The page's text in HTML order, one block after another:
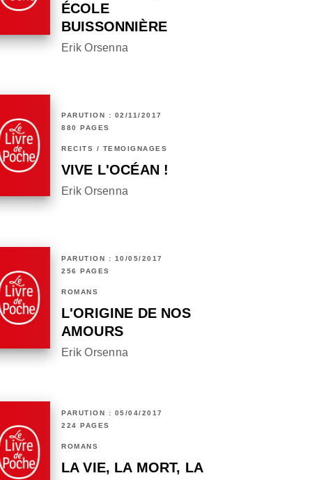
ÉCOLE
BUISSONNIÈRE
Erik Orsenna
PARUTION : 02/11/2017
880 PAGES
RÉCITS / TÉMOIGNAGES
VIVE L'OCÉAN !
Erik Orsenna
PARUTION : 10/05/2017
256 PAGES
ROMANS
L'ORIGINE DE NOS
AMOURS
Erik Orsenna
PARUTION : 05/04/2017
224 PAGES
ROMANS
LA VIE, LA MORT, LA